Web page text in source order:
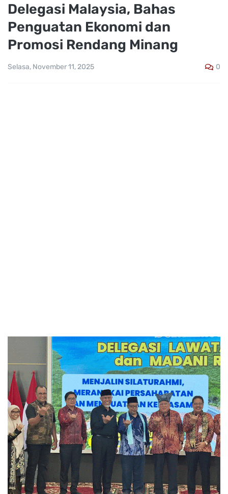
Delegasi Malaysia, Bahas
Penguatan Ekonomi dan
Promosi Rendang Minang
Selasa, November 11, 2025 0